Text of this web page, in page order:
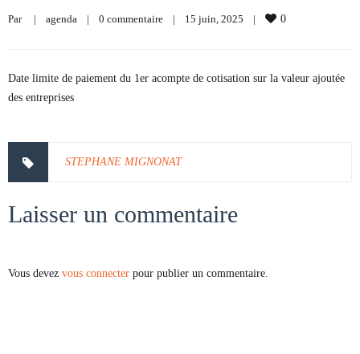
Par | agenda | 0 commentaire | 15 juin, 2025 | 0
Date limite de paiement du 1er acompte de cotisation sur la valeur ajoutée
des entreprises
STEPHANE MIGNONAT
Laisser un commentaire
Vous devez vous connecter pour publier un commentaire.